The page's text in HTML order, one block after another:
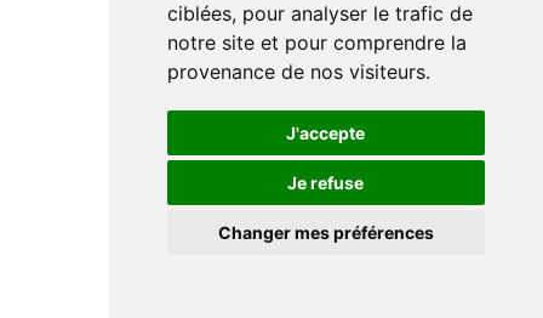
ciblées, pour analyser le trafic de
notre site et pour comprendre la
provenance de nos visiteurs.
J'accepte
Je refuse
Changer mes préférences